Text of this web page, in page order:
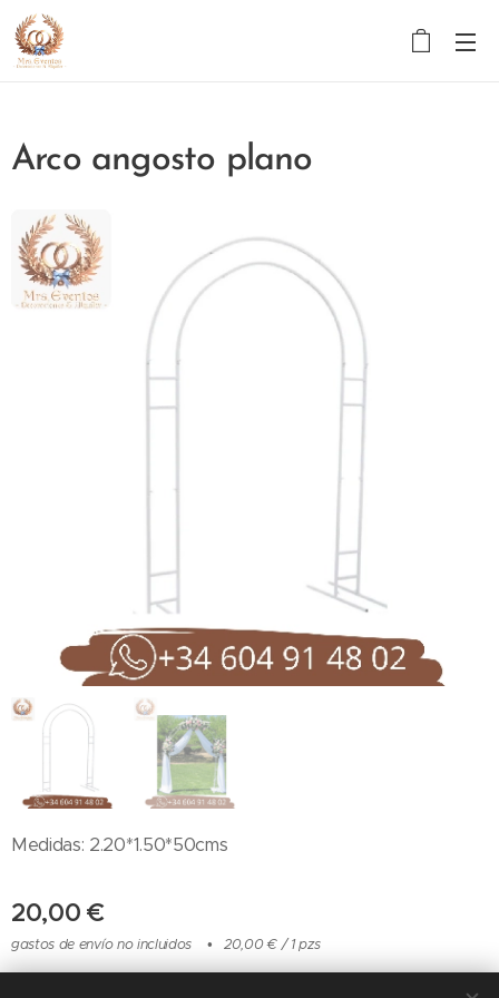
Arco angosto plano
Medidas: 2.20*1.50*50cms
20,00 €
gastos de envío no incluidos 20,00 € / 1 pzs